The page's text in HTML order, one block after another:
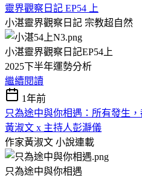
靈界觀察日記 EP54 上
小湛靈界觀察日記 宗教超自然
小湛靈界觀察日記EP54上
2025下半年運勢分析
繼續閱讀
1年前
只為途中與你相遇：所有發生
黃淑文 x 主持人彭瀞儀
作家黃淑文 小說連載
只為途中與你相遇